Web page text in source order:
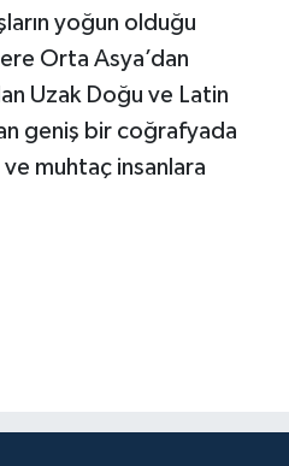
yoğun olduğu
Orta Asya’dan
Uzak Doğu ve Latin
geniş bir coğrafyada
muhtaç insanlara